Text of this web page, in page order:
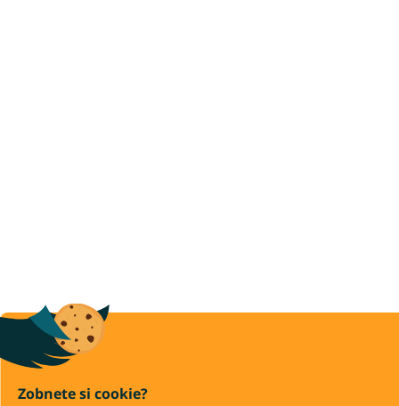
Zobnete si cookie?